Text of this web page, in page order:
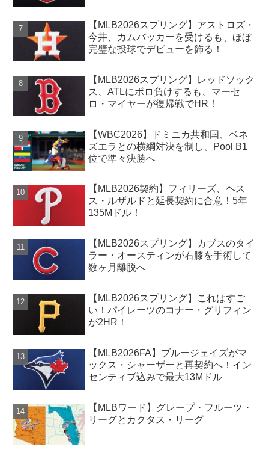
【MLB2026スプリング】アストロズ・
今井、カムバッカーを受けるも、ほぼ
完璧な投球でデビューを飾る！
【MLB2026スプリング】レッドソック
ス、ATLにボロ負けするも、マーセ
ロ・マイヤーが復帰戦でHR！
【WBC2026】ドミニカ共和国、ベネ
ズエラとの横綱対決を制し、Pool B1
位で準々決勝へ
【MLB2026契約】フィリーズ、ヘス
ス・ルザルドと延長契約に合意！5年
135Mドル！
【MLB2026スプリング】カブスのタイ
ラー・オースティンが右膝を手術して
数ヶ月離脱へ
【MLB2026スプリング】これはすご
い！パイレーツのコナー・グリフィン
が2HR！
【MLB2026FA】ブルージェイズがマ
ックス・シャーザーと再契約へ！イン
センティブ込みで最大13Mドル
【MLBワード】グレープ・フルーツ・
リーグとカクタス・リーグ